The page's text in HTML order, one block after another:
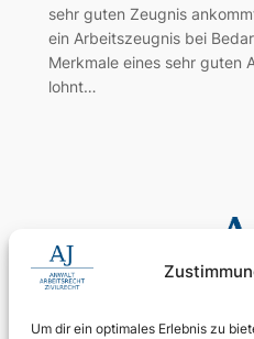
Um dir ein optimales Erlebnis zu
sehr guten Zeugnis
ein Arbeitszeugnis bei
Merkmale eines sehr guten
lohnt…